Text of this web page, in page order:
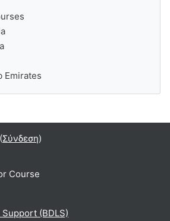
Emirates
Σύνδεση)
Course
(BDLS)